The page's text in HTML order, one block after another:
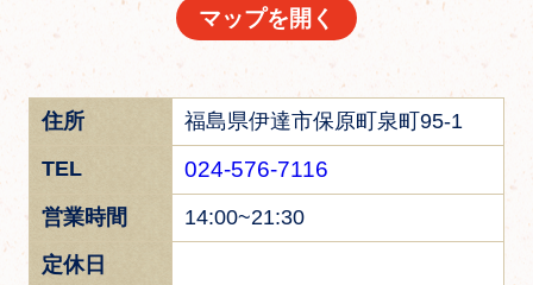
マップを開く
住所
福島県伊達市保原町泉町95-1
TEL
024-576-7116
営業時間
14:00~21:30
定休日